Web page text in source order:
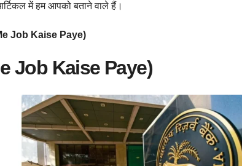
में हम आपको बताने वाले हैं।
Job Kaise Paye)
Job Kaise Paye)